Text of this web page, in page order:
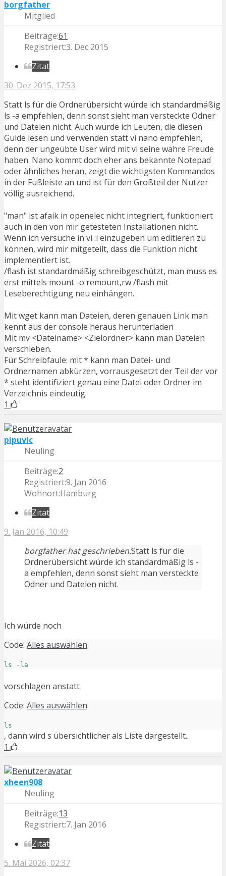
borgfather
Mitglied
Beiträge:61
Registriert:3. Dec 2015
Zitat
30. Dez 2015, 17:53
Statt ls für die Ordnerübersicht würde ich standardmäßig
ls -a empfehlen, denn sonst sieht man versteckte Odner
und Dateien nicht. Auch würde ich Leuten, die diesen
Guide lesen und verwenden statt vi nano empfehlen,
denn der ungeübte User wird mit vi seine wahre Freude
haben. Nano kommt doch eher ans bekannte Notepad
oder ähnliches heran, zeigt die wichtigsten Kommandos
in der Fußleiste an und ist für den Großteil der Nutzer
völlig ausreichend.
"man" ist afaik in openelec nicht integriert, funktioniert
auch in den von mir getesteten Installationen nicht.
Wenn ich versuche in vi :i einzugeben um editieren zu
können, wird mir mitgeteilt, dass die Funktion nicht
implementiert ist.
/flash ist standardmäßig schreibgeschützt, man muss es
erst mittels mount -o remount,rw /flash mit
Leseberechtigung neu einhängen.
Mit wget kann man Dateien, deren genauen Link man
kennt aus der console heraus herunterladen
Mit mv <Dateiname> <Zielordner> kann man Dateien
verschieben.
Für Schreibfaule: mit * kann man Datei- und
Ordnernamen abkürzen, vorrausgesetzt der Teil der vor
* steht identifiziert genau eine Datei oder Ordner im
Verzeichnis eindeutig.
1
pipuvic
Neuling
Beiträge:2
Registriert:9. Jan 2016
Wohnort:Hamburg
Zitat
9. Jan 2016, 10:49
borgfather hat geschrieben:Statt ls für die
Ordnerübersicht würde ich standardmäßig ls -
a empfehlen, denn sonst sieht man versteckte
Odner und Dateien nicht.
Ich würde noch
Code: Alles auswählen
ls -la
vorschlagen anstatt
Code: Alles auswählen
ls
, dann wird s übersichtlicher als Liste dargestellt..
1
xheen908
Neuling
Beiträge:13
Registriert:7. Jan 2016
Zitat
5. Mai 2026, 02:37